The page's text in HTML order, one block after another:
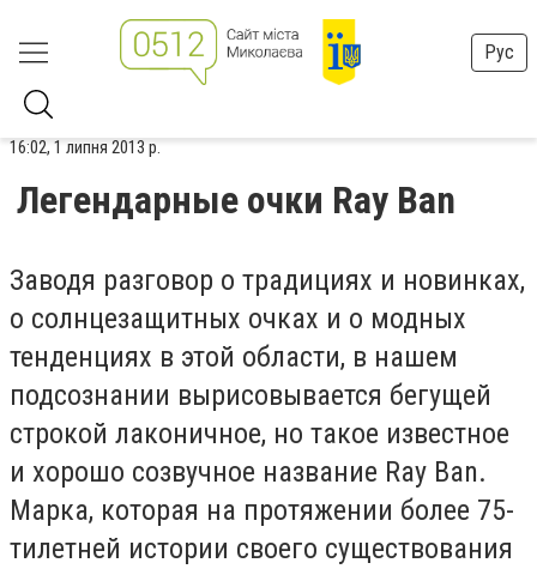
Рус
16:02, 1 липня 2013 р.
Легендарные очки Ray Ban
Заводя разговор о традициях и новинках,
о солнцезащитных очках и о модных
тенденциях в этой области, в нашем
подсознании вырисовывается бегущей
строкой лаконичное, но такое известное
и хорошо созвучное название Ray Ban.
Марка, которая на протяжении более 75-
тилетней истории своего существования